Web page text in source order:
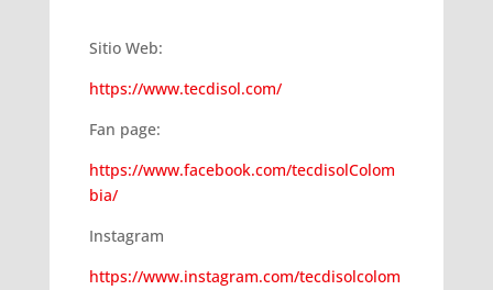
Sitio Web:
https://www.tecdisol.com/
Fan page:
https://www.facebook.com/tecdisolColom
bia/
Instagram
https://www.instagram.com/tecdisolcolom